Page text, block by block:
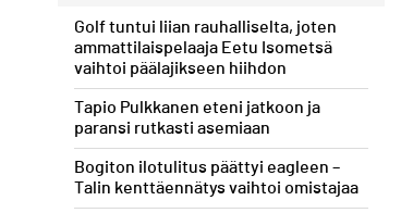
Golf tuntui liian rauhalliselta, joten
ammattilaispelaaja Eetu Isometsä
vaihtoi päälajikseen hiihdon
Tapio Pulkkanen eteni jatkoon ja
paransi rutkasti asemiaan
Bogiton ilotulitus päättyi eagleen –
Talin kenttäennätys vaihtoi omistajaa